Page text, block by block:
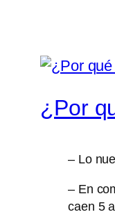
¿Por
– Lo
– En
caen 5